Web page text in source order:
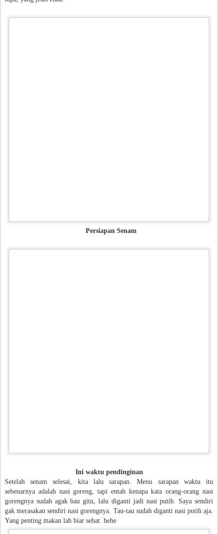
Persiapan Senam
Ini waktu pendinginan
Setelah senam selesai, kita lalu sarapan. Menu sarapan waktu itu
sebenarnya adalah nasi goreng, tapi entah kenapa kata orang-orang nasi
gorengnya sudah agak bau gitu, lalu diganti jadi nasi putih. Saya sendiri
gak merasakan sendiri nasi gorengnya. Tau-tau sudah diganti nasi putih aja.
Yang penting makan lah biar sehat. hehe